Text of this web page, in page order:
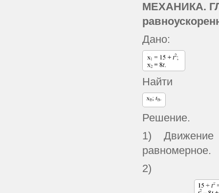
МЕХАНИКА.
Дано:
Найти
Решение.
1) Движение
равномерное.
2)